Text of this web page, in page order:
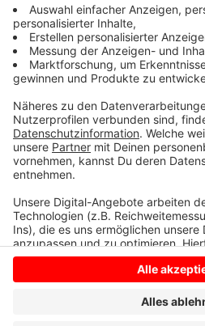
einen Seite und bessere
auf der anderen Seite. Das
Verwaltung erreichen.
Anzeige